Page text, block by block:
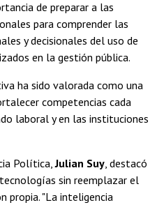
de preparar a las
para comprender las
y decisionales del uso de
en la gestión pública.
ha sido valorada como una
competencias cada
laboral y en las instituciones
Política,Julian Suy , destacó
sin reemplazar el
propia. "La inteligencia